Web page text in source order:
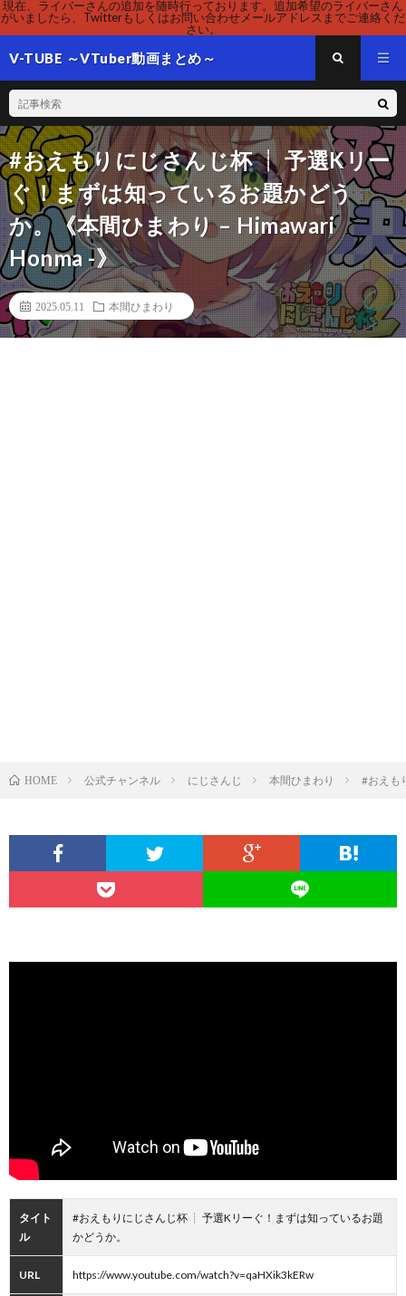
現在、ライバーさんの追加を随時行っております。追加希望のライバーさん
がいましたら、Twitterもしくはお問い合わせメールアドレスまでご連絡くだ
さい。
V-TUBE ～VTuber動画まとめ～
#おえもりにじさんじ杯 ┊︎ 予選Kリー
ぐ！まずは知っているお題かどう
か。《本間ひまわり – Himawari
Honma -》
2025.05.11 本間ひまわり
HOME 公式チャンネル にじさんじ 本間ひまわり #おえも
タイト
ル
#おえもりにじさんじ杯 ┊︎ 予選Kリーぐ！まずは知っているお題
かどうか。
URL https://www.youtube.com/watch?v=qaHXik3kERw